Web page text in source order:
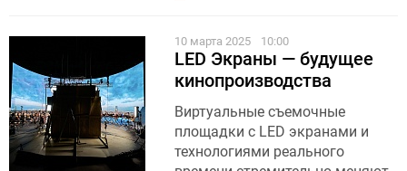
10 марта 2025 10:00
LED Экраны — будущее
кинопроизводства
Виртуальные съемочные
площадки с LED экранами и
технологиями реального